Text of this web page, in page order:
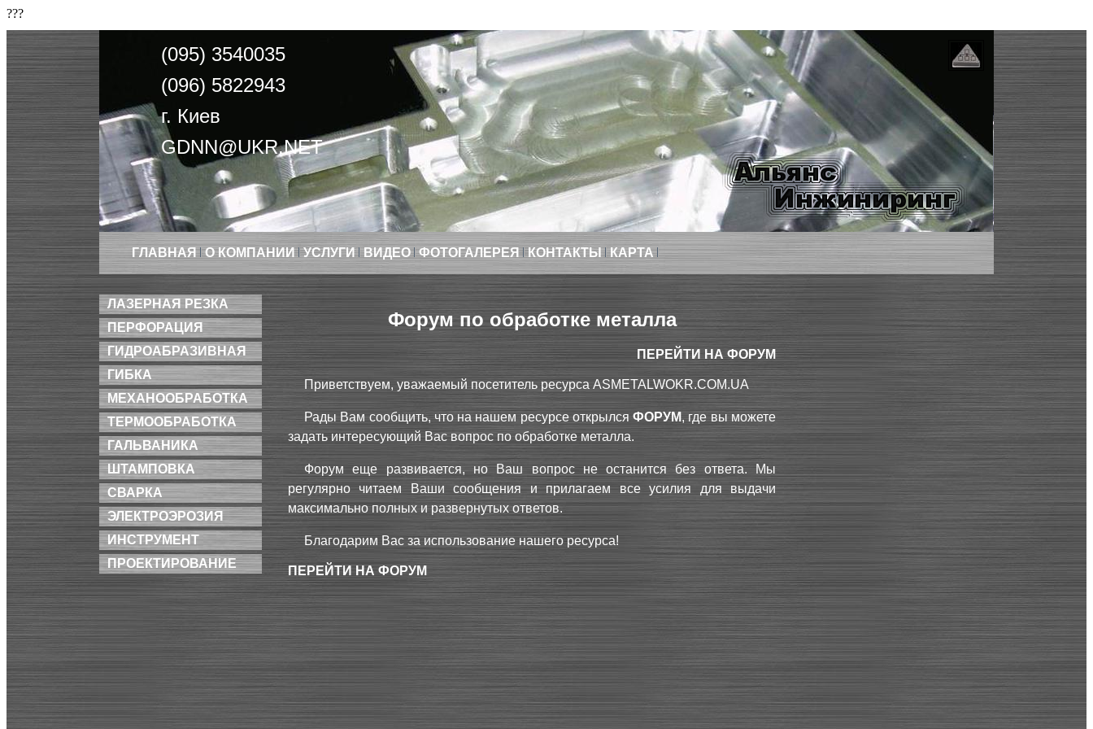
???
(095) 3540035
(096) 5822943
г. Киев
GDNN@UKR.NET
ГЛАВНАЯ О КОМПАНИИ УСЛУГИ ВИДЕО ФОТОГАЛЕРЕЯ КОНТАКТЫ КАРТА
ЛАЗЕРНАЯ РЕЗКА
ПЕРФОРАЦИЯ
ГИДРОАБРАЗИВНАЯ
ГИБКА
МЕХАНООБРАБОТКА
ТЕРМООБРАБОТКА
ГАЛЬВАНИКА
ШТАМПОВКА
СВАРКА
ЭЛЕКТРОЭРОЗИЯ
ИНСТРУМЕНТ
ПРОЕКТИРОВАНИЕ
Форум по обработке металла
ПЕРЕЙТИ НА ФОРУМ
Приветствуем, уважаемый посетитель ресурса ASMETALWOKR.COM.UA
Рады Вам сообщить, что на нашем ресурсе открылсяФОРУМ, где вы можете
задать интересующий Вас вопрос по обработке металла.
Форум еще развивается, но Ваш вопрос не останится без ответа. Мы
регулярно читаем Ваши сообщения и прилагаем все усилия для выдачи
максимально полных и развернутых ответов.
Благодарим Вас за использование нашего ресурса!
ПЕРЕЙТИ НА ФОРУМ